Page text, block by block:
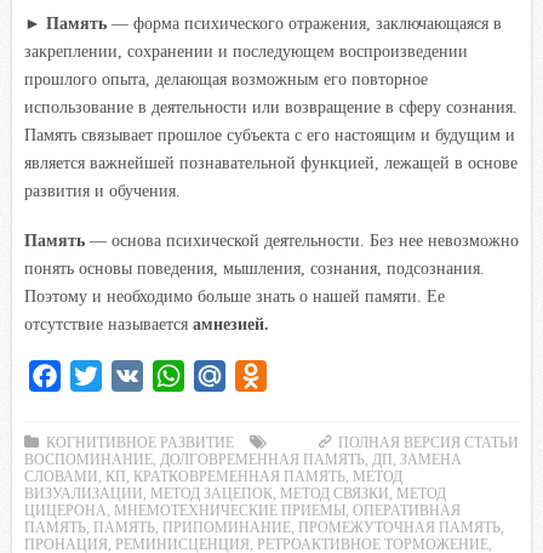
► Память — форма психического отражения, заключающаяся в
закреплении, сохранении и последующем воспроизведении
прошлого опыта, делающая возможным его повторное
использование в деятельности или возвращение в сферу сознания.
Память связывает прошлое субъекта с его настоящим и будущим и
является важнейшей познавательной функцией, лежащей в основе
развития и обучения.
Память — основа психической деятельности. Без нее невозможно
понять основы поведения, мышления, сознания, подсознания.
Поэтому и необходимо больше знать о нашей памяти. Ее
отсутствие называется амнезией.
c
e
b
o
i
t
t
e
W
a
t
s
A
i
l
.
R
o
k
l
ПОЛНАЯ ВЕРСИЯ СТАТЬИ
КОГНИТИВНОЕ РАЗВИТИЕ
ВОСПОМИНАНИЕ ДОЛГОВРЕМЕННАЯ ПАМЯТЬ ДП ЗАМЕНА
СЛОВАМИ
КП КРАТКОВРЕМЕННАЯ ПАМЯТЬ
МЕТОД
ВИЗУАЛИЗАЦИИ
МЕТОД ЗАЦЕПОК МЕТОД СВЯЗКИ
МЕТОД
ЦИЦЕРОНА
МНЕМОТЕХНИЧЕСКИЕ ПРИЕМЫ ОПЕРАТИВНАЯ
ПАМЯТЬ
ПАМЯТЬ ПРИПОМИНАНИЕ ПРОМЕЖУТОЧНАЯ ПАМЯТЬ
ПРОНАЦИЯ
РЕМИНИСЦЕНЦИЯ РЕТРОАКТИВНОЕ ТОРМОЖЕНИЕ